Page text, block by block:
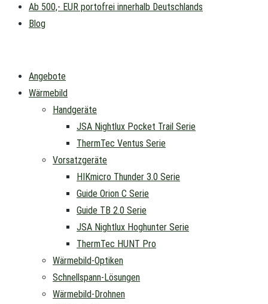
Ab 500,- EUR portofrei innerhalb Deutschlands
Blog
Angebote
Wärmebild
Handgeräte
JSA Nightlux Pocket Trail Serie
ThermTec Ventus Serie
Vorsatzgeräte
HIKmicro Thunder 3.0 Serie
Guide Orion C Serie
Guide TB 2.0 Serie
JSA Nightlux Hoghunter Serie
ThermTec HUNT Pro
Wärmebild-Optiken
Schnellspann-Lösungen
Wärmebild-Drohnen